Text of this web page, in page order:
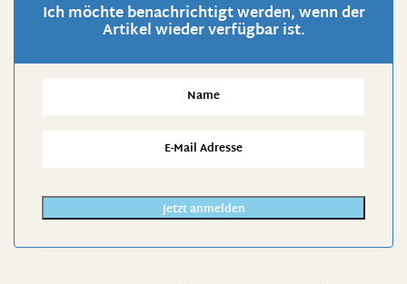
Ich möchte benachrichtigt werden, wenn der
Artikel wieder verfügbar ist.
Jetzt anmelden